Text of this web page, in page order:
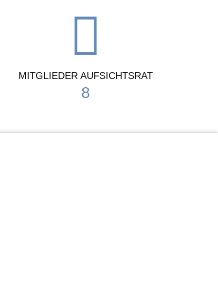
MITGLIEDER AUFSICHTSRAT
8